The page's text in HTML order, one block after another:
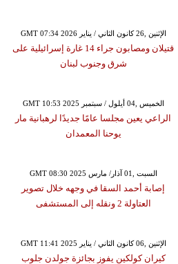
GMT 07:34 2026 الإثنين ,26 كانون الثاني / يناير
قتيلان ومصابون جراء 14 غارة إسرائيلية على
شرق وجنوب لبنان
GMT 10:53 2025 الخميس ,04 أيلول / سبتمبر
الراعي يعين مجلسا عامًا جديدًا لرهبانية مار
يوحنا المعمدان
GMT 08:30 2025 السبت ,01 آذار/ مارس
إصابة أحمد السقا في وجهه خلال تصوير
العتاولة 2 ونقله إلى المستشفى
GMT 11:41 2025 الإثنين ,06 كانون الثاني / يناير
كيران كولكين يفوز بجائزة جولدن جلوب